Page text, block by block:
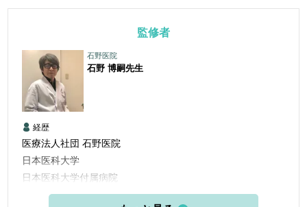
監修者
石野医院
石野 博嗣先生
経歴
医療法人社団 石野医院
日本医科大学
日本医科大学付属病院
日本医科大付属第二病院